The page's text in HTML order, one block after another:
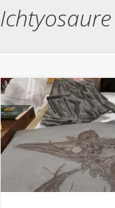
Ichtyosaure